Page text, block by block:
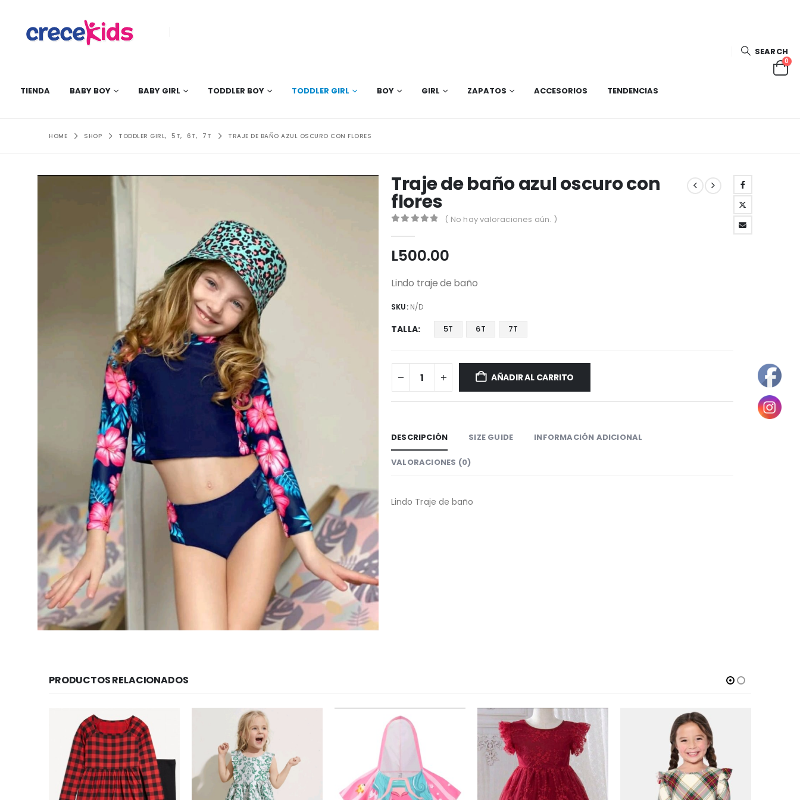
TIENDA BABY BOY BABY GIRL TODDLER BOY TODDLER GIRL BOY GIRL ZAPATOS ACCESORIOS TENDENCIAS
SEARCH
0
HOME SHOP TODDLER GIRL, 5T, 6T, 7T TRAJE DE BAÑO AZUL OSCURO CON FLORES
Traje de baño azul oscuro con
flores
( No hay valoraciones aún. )
L500.00
Lindo traje de baño
SKU: N/D
TALLA 5T 6T 7T
AÑADIR AL CARRITO
DESCRIPCIÓN SIZE GUIDE INFORMACIÓN ADICIONAL
VALORACIONES (0)
Lindo Traje de baño
PRODUCTOS RELACIONADOS